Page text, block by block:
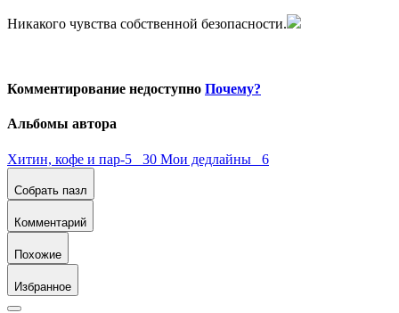
Никакого чувства собственной безопасности.
Комментирование недоступно Почему?
Альбомы автора
Хитин, кофе и пар-5 30 Мои дедлайны 6
Собрать пазл
Комментарий
Похожие
Избранное